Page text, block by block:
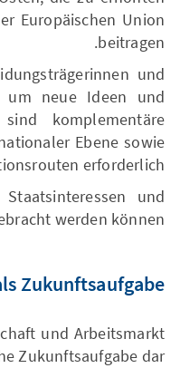
Europäischen Union
beitragen.
und
um neue Ideen und
komplementäre
Ebene sowie
erforderlich.
und
werden können.
Zukunftsaufgabe
und Arbeitsmarkt
Zukunftsaufgabe dar.